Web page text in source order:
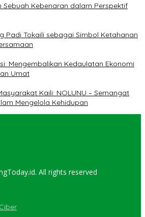
Sebuah Kebenaran dalam Perspektif
Padi Tokaili sebagai Simbol Ketahanan
Mengembalikan Kedaulatan Ekonomi
Umat
Kaili: NOLUNU – Semangat
Mengelola Kehidupan
All rights reserved